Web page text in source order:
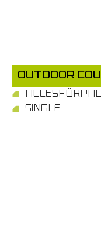
Outdoor
SINGLE